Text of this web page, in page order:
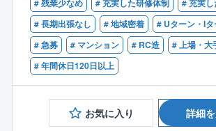
申告とログに30分以上の相違がある場合
が入る仕組みになっているという徹底
課部長などの管理職の評価査定には、部
に関する項目があり、会社全体で、働き
組んでいく姿勢を整えています。
その姿勢は、形ある「モノ」ではなく
の提供を商品とする会社だからこそ、サ
に欠かせない「人」を大切したいとい
ート、資料作成
・資金管理、メンテナンス、修繕工事等
・共用施設の管理方法、駐車場運営、防
対応等
・現場勤務スタッフサポート、指導
・清掃、植栽等の美観状況チェック
・イベント企画 など
２．【フロントとしての「高み」を目指
す】
質の高い要望に応え続けることで、同
す。
３．【市場価値の向上】
【歓迎】
・宅地建物取引士、マンション管理士、
持修繕技術者などの有資格者
# 残業少なめ # 充実した研修体制
# 充実
# 長期出張なし
# 地域密着
# Uターン・I
# 急募
# マンション # RC造
# 上場・大
# 年間休日120日以上
お気に入り 詳細